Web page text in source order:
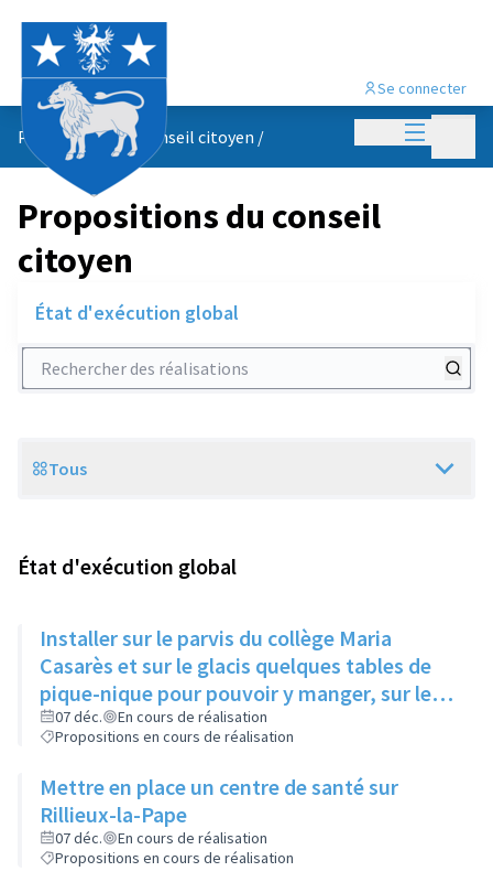
Menu
Se connecter
Propositions du conseil citoyen /
Propositions du conseil
citoyen
État d'exécution global
Rechercher des réalisations
Scope
Tous
État d'exécution global
Installer sur le parvis du collège Maria
Casarès et sur le glacis quelques tables de
pique-nique pour pouvoir y manger, sur le
temps du midi
07 déc.
En cours de réalisation
Propositions en cours de réalisation
Mettre en place un centre de santé sur
Rillieux-la-Pape
07 déc.
En cours de réalisation
Propositions en cours de réalisation